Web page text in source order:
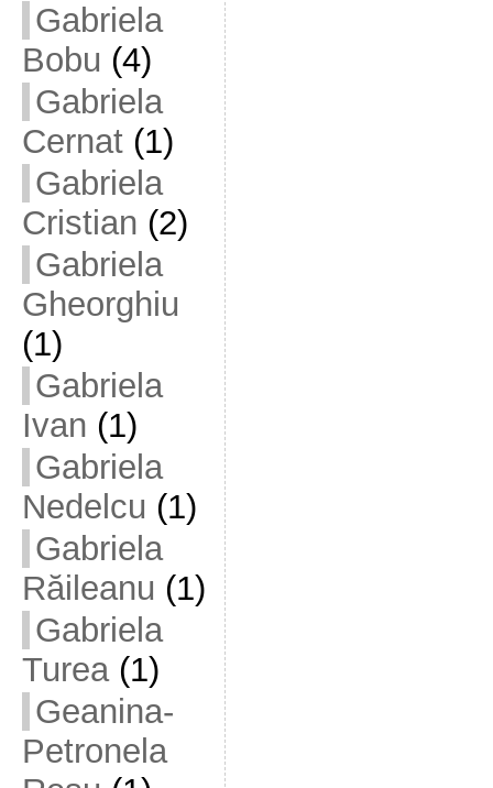
Gabriela
Bobu (4)
Gabriela
Cernat(1)
Gabriela
Cristian (2)
Gabriela
Gheorghiu
(1)
Gabriela
Ivan (1)
Gabriela
Nedelcu (1)
Gabriela
Răileanu (1)
Gabriela
Turea(1)
Geanina-
Petronela